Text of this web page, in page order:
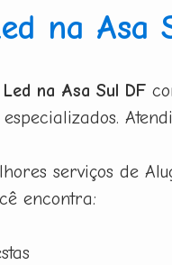
na Asa
na Asa Sul DF
serviços de
encontra: